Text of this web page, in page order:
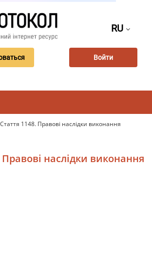
RU
Войти
Стаття 1148. Правові наслідки виконання
Правові наслідки виконання